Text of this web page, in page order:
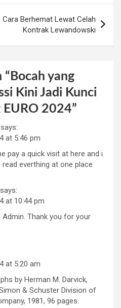
Berhemat Lewat Celah
Kontrak Lewandowski
“ Bocah yang
Kini Jadi Kunci
EURO 2024”
says:
at 5:46 pm
pay a quick visit at here and i
everthing at one place
says:
at 10:44 pm
Thank you for your
at 5:20 am
by Herman M. Darvick,
& Schuster Division of
1981, 96 pages.